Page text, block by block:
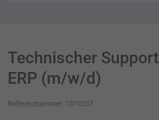
Technischer Support
ERP (m/w/d)
Referenznummer: 1019257